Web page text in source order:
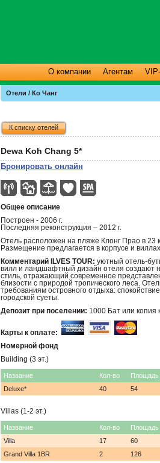
О компании Агентам
Отели / Ко Чанг
К списку отелей
Dewa Koh Chang 5*
Бронировать онлайн
Общее описание
Построен - 2006 г.
Последняя реконструкция – 2012 г.
Отель расположен на пляже Клонг Прао в 23
Размещение предлагается в корпусе и
Комментарий ILVES TOUR: уютный отель-
вилл и ландшафтный дизайн отеля создают
стиль, отражающий современное
близости с природой тропического леса.
требованиям островного отдыха:
городской суеты.
Депозит при поселении: 1000 Бат или копия
Карты к оплате:
Номерной фонд
Building (3 эт.)
Название Кол-во
Площадь
Deluxe*
40 54
Villas (1-2 эт.)
Название Кол-во
Площадь
Villa
17
60
Grand Villa 1BR
2
126